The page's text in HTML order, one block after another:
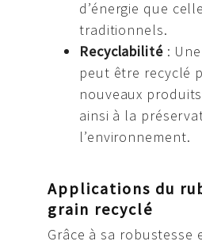
d’énergie que
traditionnels.
Recyclabilité:
peut être recyclé
nouveaux
ainsi à la
l’environnement.
Applications du
grain recyclé
Grâce à sa robustesse